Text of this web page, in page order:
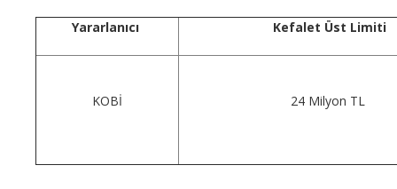
Yararlanıcı Kefalet Üst Limiti
KOBİ 24 Milyon TL